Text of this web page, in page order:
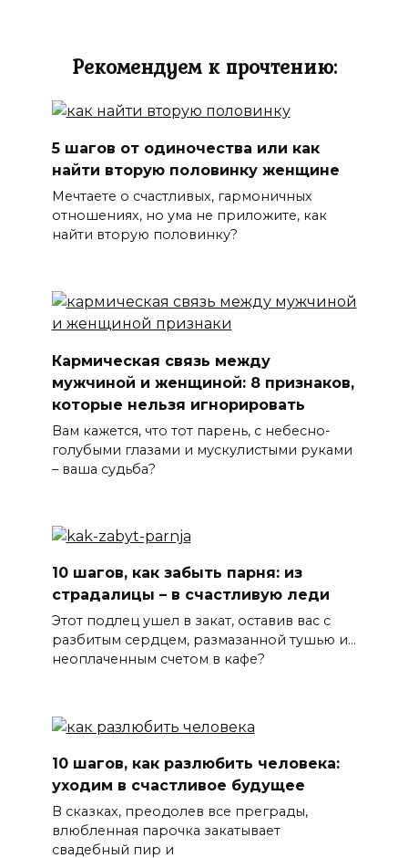
Рекомендуем к прочтению:
5 шагов от одиночества или как
найти вторую половинку женщине
Мечтаете о счастливых, гармоничных
отношениях, но ума не приложите, как
найти вторую половинку?
Кармическая связь между
мужчиной и женщиной: 8 признаков,
которые нельзя игнорировать
Вам кажется, что тот парень, с небесно-
голубыми глазами и мускулистыми руками
– ваша судьба?
10 шагов, как забыть парня: из
страдалицы – в счастливую леди
Этот подлец ушел в закат, оставив вас с
разбитым сердцем, размазанной тушью и…
неоплаченным счетом в кафе?
10 шагов, как разлюбить человека:
уходим в счастливое будущее
В сказках, преодолев все преграды,
влюбленная парочка закатывает
свадебный пир и